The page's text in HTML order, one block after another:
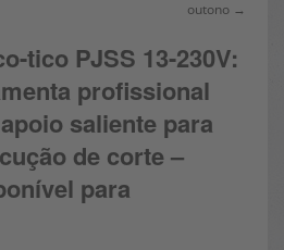
outono →
tico PJSS 13-230V:
profissional
saliente para
de corte –
para